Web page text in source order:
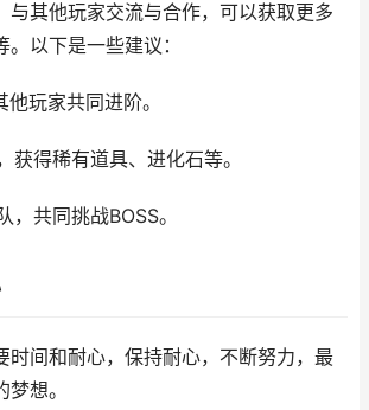
与其他玩家交流与合作，可以获取更多
以下是一些建议：
玩家共同进阶。
获得稀有道具、进化石等。
，共同挑战BOSS。
时间和耐心，保持耐心，不断努力，最
想。